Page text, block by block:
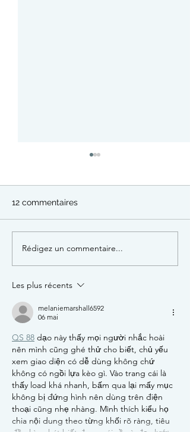
Campagne de capture
12 commentaires
Rédigez un commentaire...
Les plus récents
melaniemarshall6592
06 mai
QS 88 dạo này thấy mọi người nhắc hoài
nên mình cũng ghé thử cho biết, chủ yếu
xem giao diện có dễ dùng không chứ
không có ngồi lựa kèo gì. Vào trang cái là
thấy load khá nhanh, bấm qua lại mấy mục
không bị đứng hình nên dùng trên điện
thoại cũng nhẹ nhàng. Mình thích kiểu họ
chia nội dung theo từng khối rõ ràng, tiêu